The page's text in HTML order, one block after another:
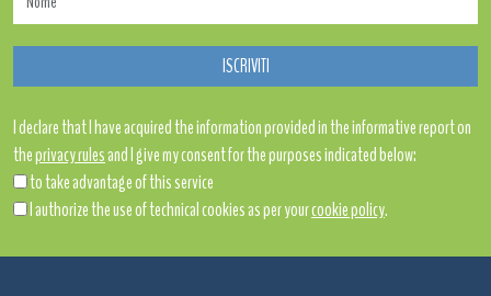
I declare that I have acquired the information provided in the informative report on
theprivacy rulesand I give my consent for the purposes indicated below:
to take advantage of this service
I authorize the use of technical cookies as per yourcookie policy.